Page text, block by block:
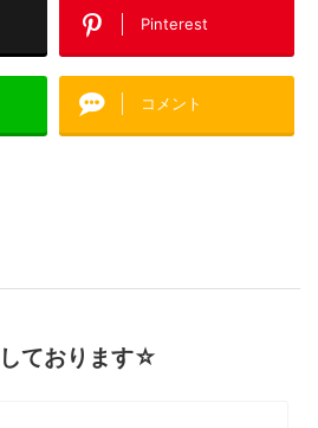
Pinterest
コメント
ております☆